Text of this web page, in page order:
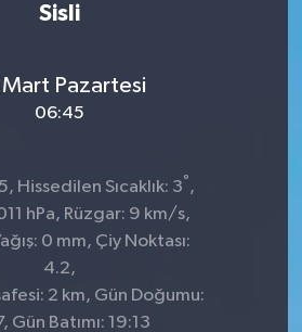
Sisli
Pazartesi
06:45
Hissedilen Sıcaklık: 3° ,
hPa, Rüzgar: 9 km/s,
0 mm, Çiy Noktası:
4.2,
2 km, Gün Doğumu:
Gün Batımı: 19:13